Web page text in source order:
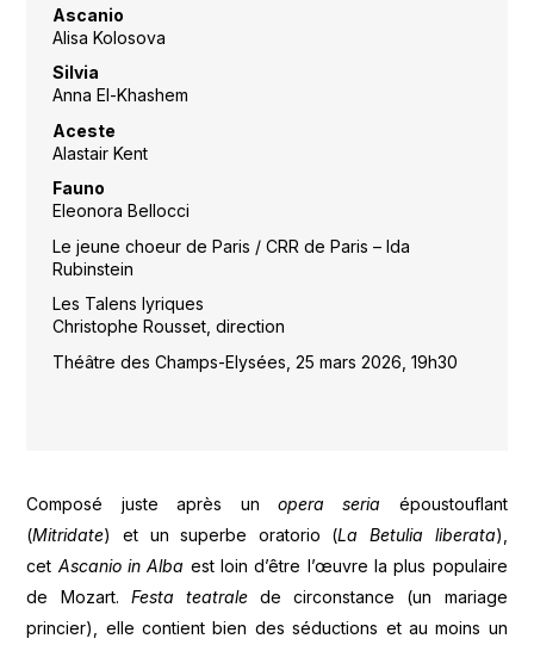
Ascanio
Alisa Kolosova
Silvia
Anna El-Khashem
Aceste
Alastair Kent
Fauno
Eleonora Bellocci
Le jeune choeur de Paris / CRR de Paris – Ida
Rubinstein
Les Talens lyriques
Christophe Rousset, direction
Théâtre des Champs-Elysées, 25 mars 2026, 19h30
Composé juste après un opera seria époustouflant
(Mitridate) et un superbe oratorio (La Betulia liberata),
cet Ascanio in Alba est loin d’être l’œuvre la plus populaire
de Mozart. Festa teatralede circonstance (un mariage
princier), elle contient bien des séductions et au moins un